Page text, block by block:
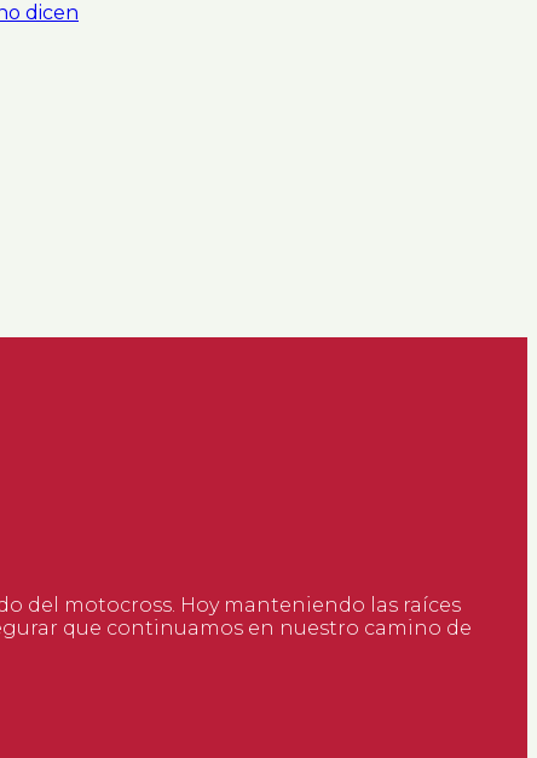
dicen
del motocross. Hoy manteniendo las raíces
que continuamos en nuestro camino de